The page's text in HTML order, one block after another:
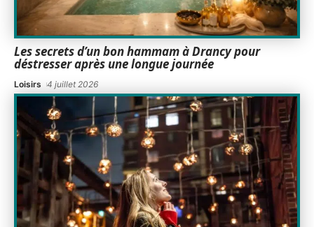
Les secrets d’un bon hammam à Drancy pour
déstresser après une longue journée
Loisirs 4 juillet 2026